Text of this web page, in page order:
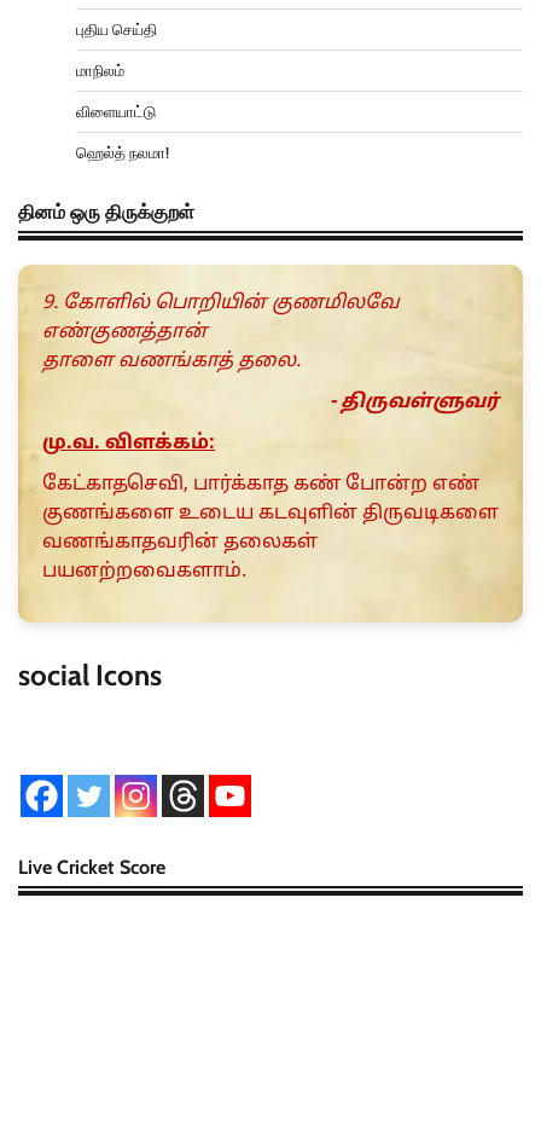
புதிய செய்தி
மாநிலம்
விளையாட்டு
ஹெல்த் நலமா!
தினம் ஒரு திருக்குறள்
9. கோளில் பொறியின் குணமிலவே
எண்குணத்தான்
தாளை வணங்காத் தலை.
- திருவள்ளுவர்
மு.வ. விளக்கம்:
கேட்காதசெவி, பார்க்காத கண் போன்ற எண்
குணங்களை உடைய கடவுளின் திருவடிகளை
வணங்காதவரின் தலைகள்
பயனற்றவைகளாம்.
social Icons
Live Cricket Score